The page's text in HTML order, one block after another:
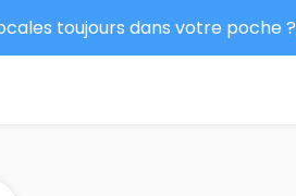
toujours dans votre poche ?